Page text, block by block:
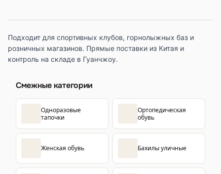
Подходит для спортивных клубов, горнолыжных баз и
розничных магазинов. Прямые поставки из Китая и
контроль на складе в Гуанчжоу.
Смежные категории
Одноразовые
тапочки
Ортопедическая
обувь
Женская обувь Бахилы уличные